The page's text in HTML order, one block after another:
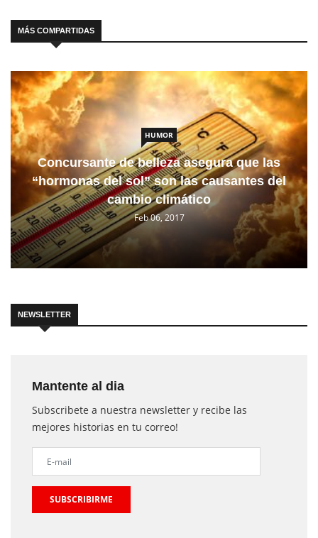
MÁS COMPARTIDAS
HUMOR
Concursante de belleza asegura que las
“hormonas del sol” son las causantes del
cambio climático
Feb 06, 2017
NEWSLETTER
Mantente al dia
Subscribete a nuestra newsletter y recibe las
mejores historias en tu correo!
SUBSCRIBIRME